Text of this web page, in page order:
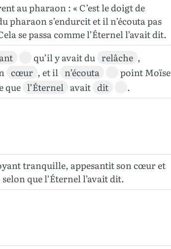
au pharaon : « C’est le doigt de
pharaon s’endurcit et il n’écouta pas
se passa comme l’Éternel l’avait dit.
qu’il y avait du relâche ,
cœur , et il n’écouta
point Moïse
que l’Éternel avait dit .
tranquille, appesantit son cœur et
que l’Éternel l’avait dit.